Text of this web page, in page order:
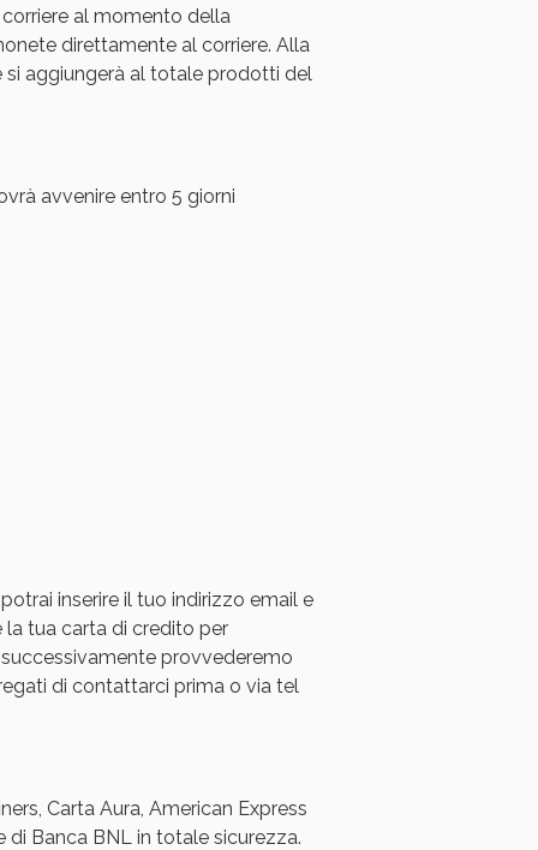
al momento della
direttamente al corriere. Alla
aggiungerà al totale prodotti del
avvenire entro 5 giorni
inserire il tuo indirizzo email e
la tua carta di credito per
provvederemo
di contattarci prima o via tel
Carta Aura, American Express
Banca BNL in totale sicurezza.